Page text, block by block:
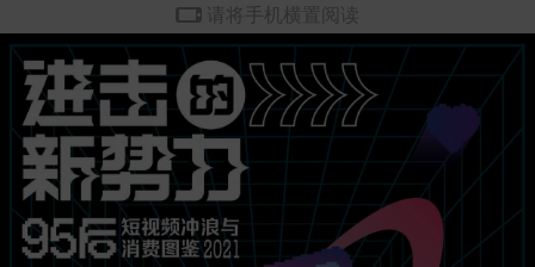
请将手机横置阅读